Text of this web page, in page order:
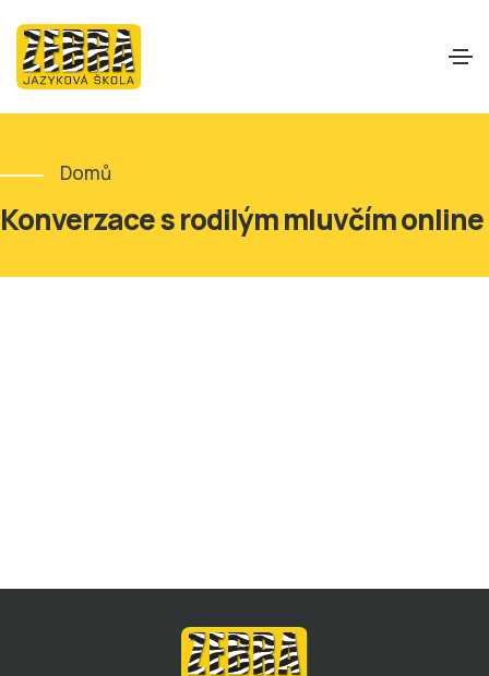
Domů
Konverzace s rodilým mluvčím online